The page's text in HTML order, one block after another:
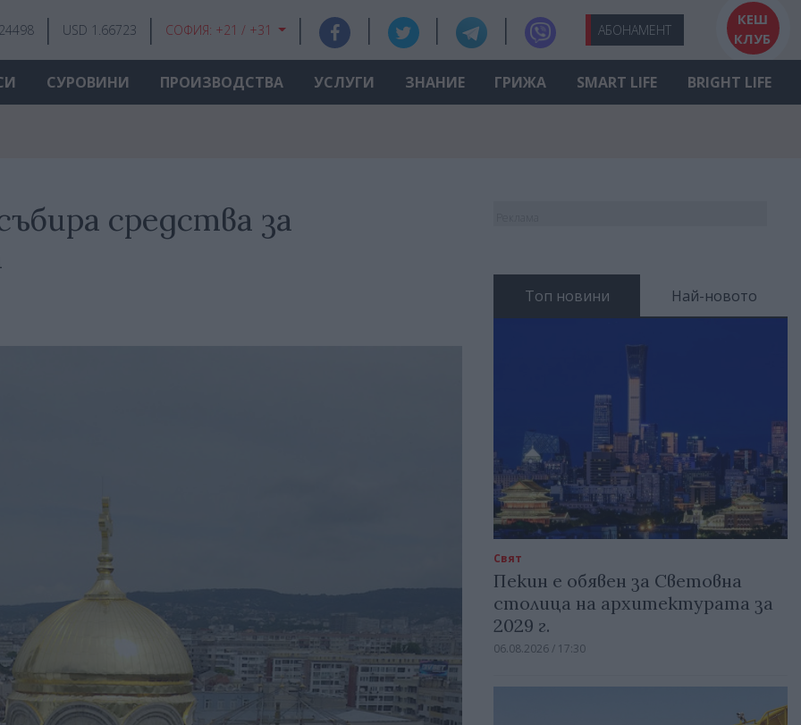
USD 1.66723 СОФИЯ: +21 / +31 АБОНАМЕНТ
КЕШ
КЛУБ
СУРОВИНИ ПРОИЗВОДСТВА УСЛУГИ ЗНАНИЕ ГРИЖА SMART LIFE BRIGHT LIFE
средства за
Топ новини Най-новото
Свят
Пекин е обявен за Световна
столица на архитектурата за
2029 г.
06.08.2026 / 17:30